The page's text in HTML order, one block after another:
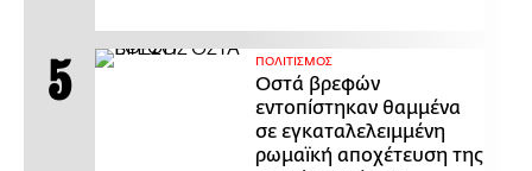
ΠΟΛΙΤΙΣΜΟΣ
Οστά βρεφών
εντοπίστηκαν θαμμένα
σε εγκαταλελειμμένη
ρωμαϊκή αποχέτευση της